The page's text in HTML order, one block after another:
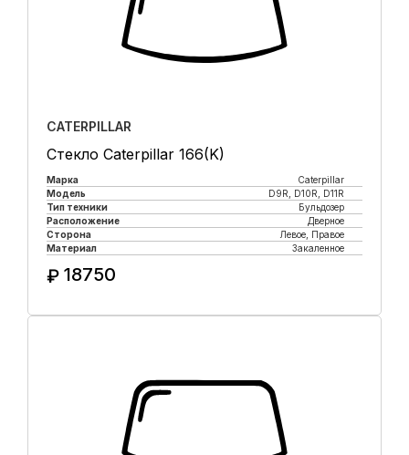
CATERPILLAR
Стекло Caterpillar 166(K)
Марка
Caterpillar
Модель
D9R, D10R, D11R
Тип техники
Бульдозер
Расположение
Дверное
Сторона
Левое, Правое
Материал
Закаленное
₽ 18750